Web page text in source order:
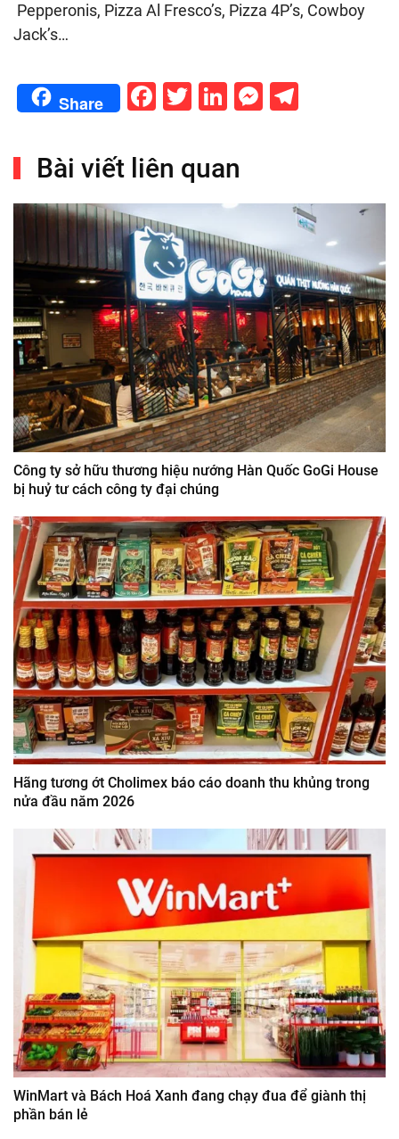
Pepperonis, Pizza Al Fresco’s, Pizza 4P’s, Cowboy
Jack’s…
Share Facebook
Twitter
LinkedIn
Bài viết liên quan
Công ty sở hữu thương hiệu nướng Hàn Quốc GoGi House
bị huỷ tư cách công ty đại chúng
Hãng tương ớt Cholimex báo cáo doanh thu khủng trong
nửa đầu năm 2026
WinMart và Bách Hoá Xanh đang chạy đua để giành thị
phần bán lẻ